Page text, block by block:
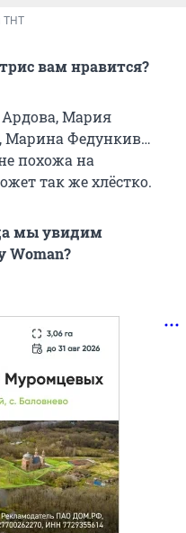
ТНТ
вам нравится?
Ардова, Мария
Марина Федункив…
похожа на
так же хлёстко.
мы увидим
Woman?